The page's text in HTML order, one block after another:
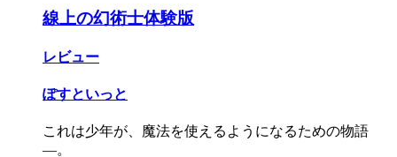
線上の幻術士体験版
レビュー
ぽすといっと
​これは少年が、魔法を使えるようになるための物語
―。